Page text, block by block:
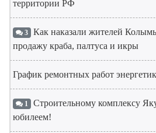
территории РФ
3 Как наказали жителей
продажу краба, палтуса и икры
График ремонтных работ
1 Строительному комплексу
юбилеем!